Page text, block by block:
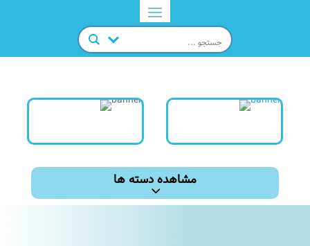
مشاهده دسته ها